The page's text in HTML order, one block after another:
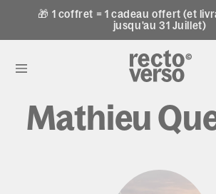
🎁 1 coffret = 1 cadeau offert (et
jusqu'au 31 Juillet)
Mathieu